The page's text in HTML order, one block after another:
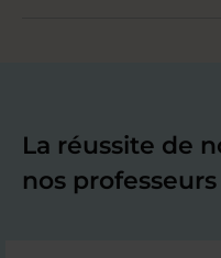
La réussite de
nos